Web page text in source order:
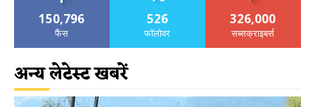
150,796
फैंस
526
फॉलोवर
326,000
सब्सक्राइबर्स
अन्य लेटेस्ट खबरें